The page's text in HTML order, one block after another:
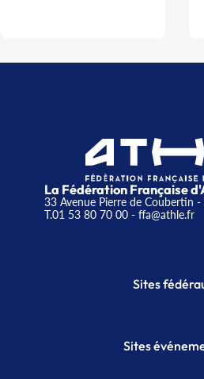
La Fédération Française
33 Avenue Pierre de Coubertin
T.01 53 80 70 00- ffa@athle.fr
Sites
Plateforme
Sites